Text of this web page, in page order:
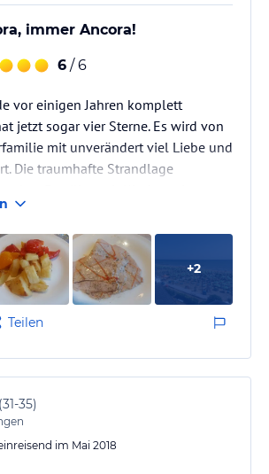
immer Ancora!
6 / 6
vor einigen Jahren komplett
jetzt sogar vier Sterne. Es wird von
mit unverändert viel Liebe und
Die traumhafte Strandlage
aber auch Senioren, die
kommen im Ancora voll auf ihre
wird hauptsächlich von Italienern,
gebucht, aber es finden
Nationalitäten. Besonders in der
+2
Teilen
(31-35)
im Mai 2018